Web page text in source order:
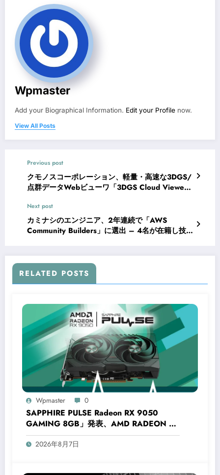
Wpmaster
Add your Biographical Information. Edit your Profile now.
View All Posts
Previous post
クモノスコーポレーション、軽量・高速な3DGS/
点群データWebビューワ「3DGS Cloud Viewer
Next post
カミナシのエンジニア、2年連続で「AWS
Community Builders」に選出 – 4名が在籍し技
RELATED POSTS
Wpmaster 0
SAPPHIRE PULSE Radeon RX 9050
GAMING 8GB」発表、AMD RADEON RX
9050搭載グラフィックボード
2026年8月7日